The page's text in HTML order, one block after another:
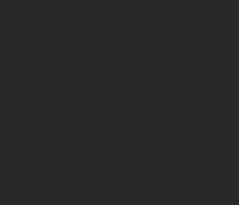
om de grote jongens van de
wetenschapper staat op het
voorziening te
voor de traditionele
dan ook kidnappen.